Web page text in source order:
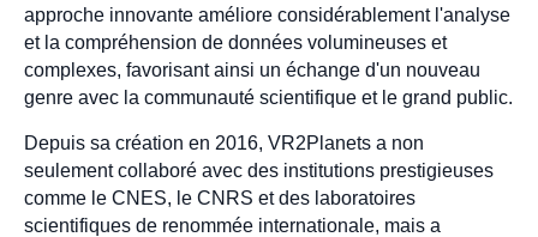
approche innovante améliore considérablement l'analyse
et la compréhension de données volumineuses et
complexes, favorisant ainsi un échange d'un nouveau
genre avec la communauté scientifique et le grand public.
Depuis sa création en 2016, VR2Planets a non
seulement collaboré avec des institutions prestigieuses
comme le CNES, le CNRS et des laboratoires
scientifiques de renommée internationale, mais a